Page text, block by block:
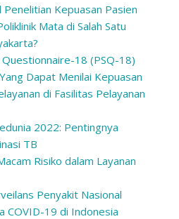
Penelitian Kepuasan Pasien
Mata di Salah Satu
18 (PSQ-18)
Dapat Menilai Kepuasan
di Fasilitas Pelayanan
2022: Pentingnya
TB
Risiko dalam Layanan
Penyakit Nasional
COVID-19 di Indonesia